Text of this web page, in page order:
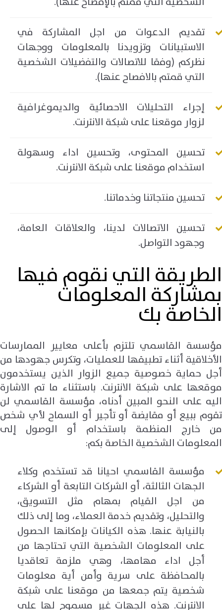
تقديم الدعوات من اجل المشاركة في
الاستبيانات وتزويدنا بالمعلومات ووجهات
نظركم (وفقا للاتصالات والتفضيلات الشخصية
التي قمتم بالافصاح عنها).
إجراء التحليلات الاحصائية والديموغرافية
لزوار موقعنا على شبكة الانترنت.
تحسين المحتوى، وتحسين اداء وسهولة
استخدام موقعنا على شبكة الانترنت.
تحسين منتجاتنا وخدماتنا.
تحسين الاتصالات لدينا، والعلاقات العامة،
وجهود التواصل.
الطريقة التي نقوم فيها
بمشاركة المعلومات
الخاصة بك
مؤسسة القاسمي تلتزم بأعلى معايير الممارسات
الأخلاقية أثناء تطبيقها للعمليات، وتكرس جهودها من
أجل حماية خصوصية جميع الزوار الذين يستخدمون
موقعها على شبكة الانترنت. باستثناء ما تم الاشارة
اليه على النحو المبين أدناه، مؤسسة القاسمي لن
تقوم ببيع أو مقايضة أو تأجير أو السماح لأي شخص
من خارج المنظمة باستخدام أو الوصول إلى
المعلومات الشخصية الخاصة بكم:
مؤسسة القاسمي احيانا قد تستخدم وكلاء
الجهات الثالثة، أو الشركات التابعة أو الشركاء
من اجل القيام بمهام مثل التسويق،
والتحليل، وتقديم خدمة العملاء، وما إلى ذلك
بالنيابة عنها. هذه الكيانات بإمكانها الحصول
على المعلومات الشخصية التي تحتاجها من
أجل اداء مهامها، وهي ملزمة تعاقديا
بالمحافظة على سرية وأمن أية معلومات
شخصية يتم جمعها من موقعنا على شبكة
الانترنت. هذه الجهات غير مسموح لها على